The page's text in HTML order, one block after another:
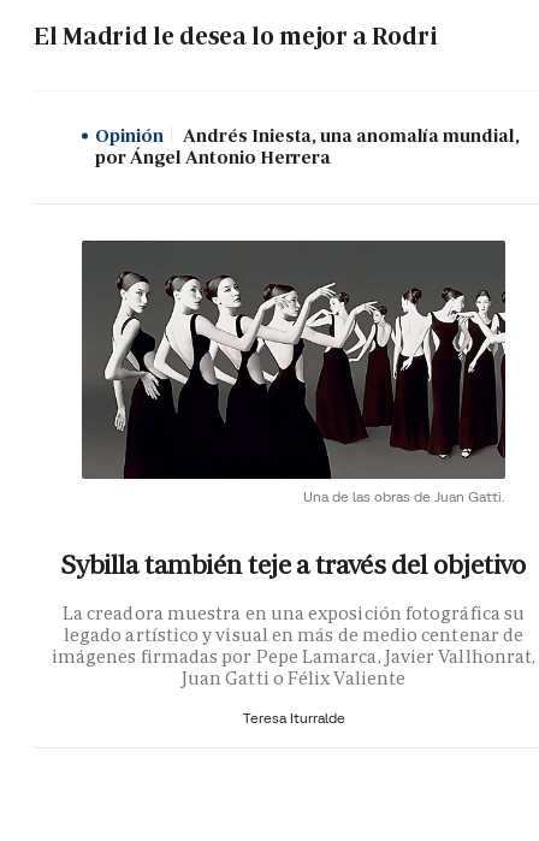
El Madrid le desea lo mejor a Rodri
Opinión
Andrés Iniesta, una anomalía mundial,
por Ángel Antonio Herrera
Una de las obras de Juan Gatti.
Sybilla también teje a través del objetivo
La creadora muestra en una exposición fotográfica su
legado artístico y visual en más de medio centenar de
imágenes firmadas por Pepe Lamarca, Javier Vallhonrat,
Juan Gatti o Félix Valiente
Teresa Iturralde